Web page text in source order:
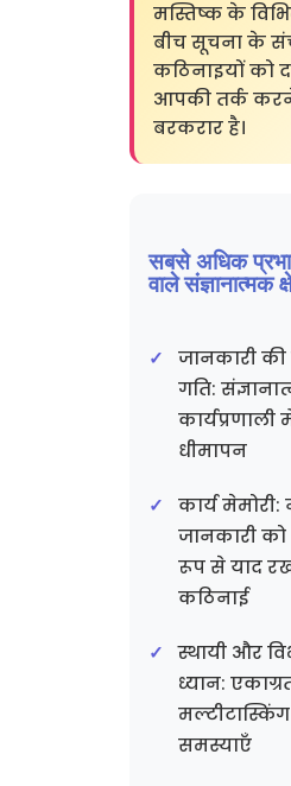
मस्तिष्क के
बीच सूचना के
कठिनाइयों को
आपकी तर्क
बरकरार है।
सबसे अधिक
वाले संज्ञानात्मक
जानकारी
गति:
कार्यप्रणाली
धीमापन
कार्य मेमोरी:
जानकारी को
रूप से याद
कठिनाई
स्थायी और
ध्यान:
समस्याएँ